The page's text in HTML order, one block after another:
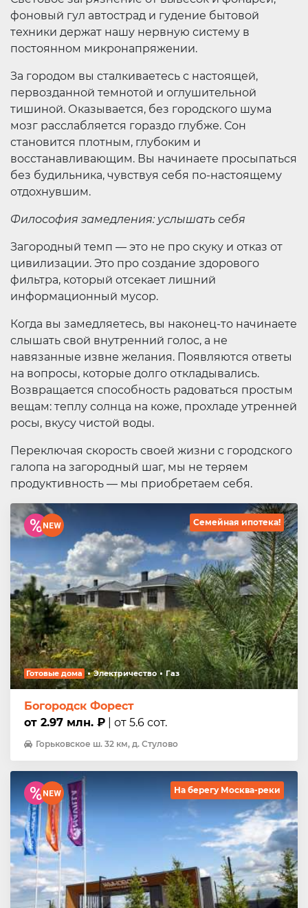
фоновый гул автострад и гудение бытовой
техники держат нашу нервную систему в
постоянном микронапряжении.
За городом вы сталкиваетесь с настоящей,
первозданной темнотой и оглушительной
тишиной. Оказывается, без городского шума
мозг расслабляется гораздо глубже. Сон
становится плотным, глубоким и
восстанавливающим. Вы начинаете просыпаться
без будильника, чувствуя себя по-настоящему
отдохнувшим.
Философия замедления: услышать себя
Загородный темп — это не про скуку и отказ от
цивилизации. Это про создание здорового
фильтра, который отсекает лишний
информационный мусор.
Когда вы замедляетесь, вы наконец-то начинаете
слышать свой внутренний голос, а не
навязанные извне желания. Появляются ответы
на вопросы, которые долго откладывались.
Возвращается способность радоваться простым
вещам: теплу солнца на коже, прохладе утренней
росы, вкусу чистой воды.
Переключая скорость своей жизни с городского
галопа на загородный шаг, мы не теряем
продуктивность — мы приобретаем себя.
Семейная ипотека!
Готовые дома Электричество Газ
Богородск Форест
от 2.97 млн. ₽ | от 5.6 сот.
Горьковское ш. 32 км, д. Стулово
На берегу Москва-реки